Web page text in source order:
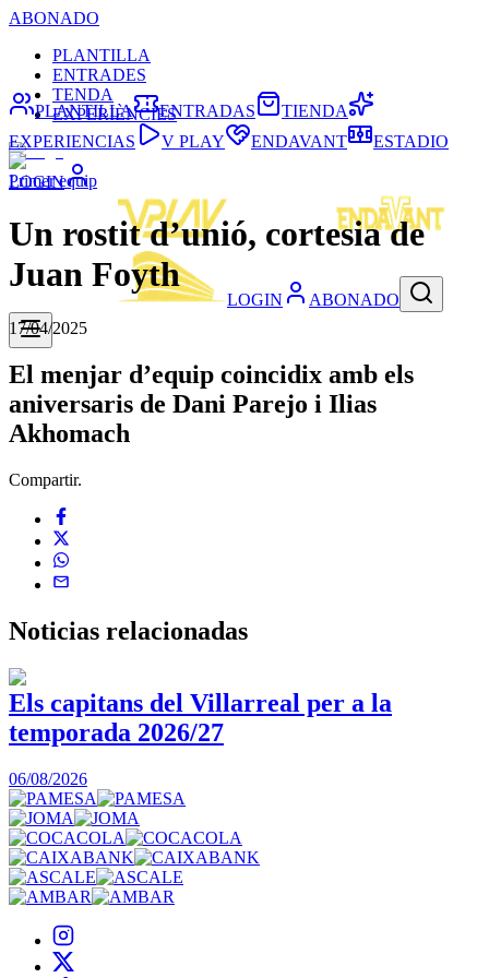
ABONADO
PLANTILLA
ENTRADES
TENDA
EXPERIÈNCIES
LOGIN
LOGIN ABONADO
PLANTILLA ENTRADAS
TIENDA
EXPERIENCIAS
V PLAY ENDAVANT ESTADIO
Primer equip
Un rostit d’unió, cortesia de
Juan Foyth
17/04/2025
El menjar d’equip coincidix amb els
aniversaris de Dani Parejo i Ilias
Akhomach
Compartir.
Noticias relacionadas
Els capitans del Villarreal per a la
temporada 2026/27
06/08/2026